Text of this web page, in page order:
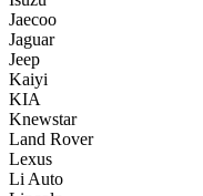
Jaecoo
Jaguar
Jeep
Kaiyi
KIA
Knewstar
Land Rover
Lexus
Li Auto